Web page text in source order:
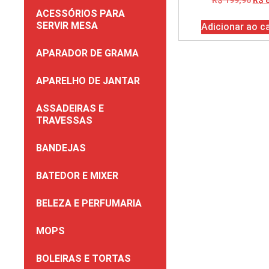
ACESSÓRIOS PARA
SERVIR MESA
APARADOR DE GRAMA
APARELHO DE JANTAR
ASSADEIRAS E
TRAVESSAS
BANDEJAS
BATEDOR E MIXER
BELEZA E PERFUMARIA
MOPS
BOLEIRAS E TORTAS
Adicionar ao